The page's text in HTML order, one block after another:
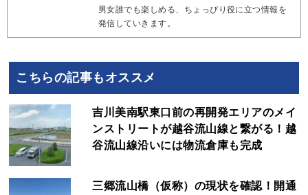
男女誰でも楽しめる、ちょっぴり役に立つ情報を
発信していきます。
こちらの記事もオススメ
吉川美南駅東口前の再開発エリアのメイ
ンストリートが越谷流山線と繋がる！越
谷流山線沿いには物流倉庫も完成
三郷流山橋（仮称）の現状を確認！開通